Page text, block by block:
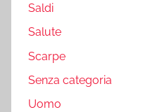
Saldi
Salute
Scarpe
Senza categoria
Uomo